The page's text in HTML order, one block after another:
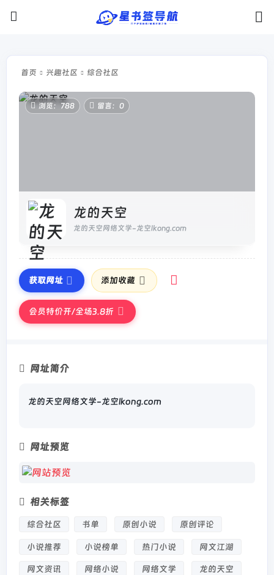
首页 兴趣社区 综合社区
浏览：788 留言：0
龙的天空
龙的天空网络文学-龙空lkong.com
获取网址 添加收藏
会员特价开/全场3.8折
网址简介
龙的天空网络文学-龙空lkong.com
网址预览
相关标签
综合社区 书单 原创小说 原创评论
小说推荐 小说榜单 热门小说 网文江湖
网文资讯 网络小说 网络文学 龙的天空